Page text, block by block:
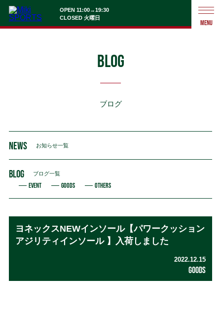
MENU
OPEN 11:00→19:30
CLOSED 火曜日
BLOG
ブログ
ヨネックスNEWインソール【パワークッション
アジリティインソール 】入荷しました
2022.12.15
GOODS
NEWS お知らせ一覧
BLOG ブログ一覧
EVENT GOODS OTHERS